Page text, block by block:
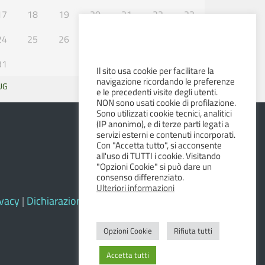
18 19 20 21 22
23
25 26
SET »
| Dichiarazione di accessibilità e feedback
Il sito usa cookie per facilitare la
navigazione ricordando le preferenze
e le precedenti visite degli utenti.
NON sono usati cookie di profilazione.
Sono utilizzati cookie tecnici, analitici
(IP anonimo), e di terze parti legati a
servizi esterni e contenuti incorporati.
Con "Accetta tutto", si acconsente
all'uso di TUTTI i cookie. Visitando
"Opzioni Cookie" si può dare un
consenso differenziato.
Ulteriori informazioni
Opzioni Cookie Rifiuta tutti
Accetta tutti